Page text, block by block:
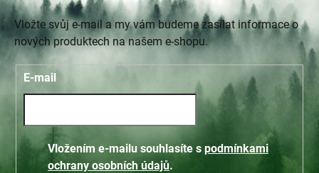
Vložte svůj e-mail a my vám budeme zasílat informace o
nových produktech na našem e-shopu.
E-mail
Vložením e-mailu souhlasíte s podmínkami
ochrany osobních údajů.